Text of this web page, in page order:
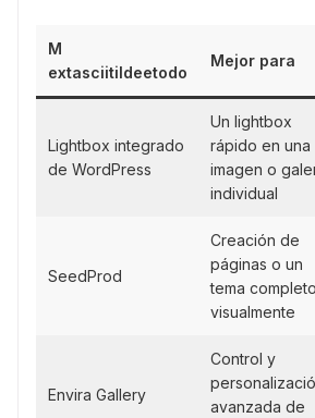
M
extasciitildeetodo
Mejor para
Lightbox integrado
de WordPress
Un lightbox
rápido en una
imagen o
individual
SeedProd
Creación de
páginas o un
tema completo
visualmente
Envira Gallery
Control y
avanzada de